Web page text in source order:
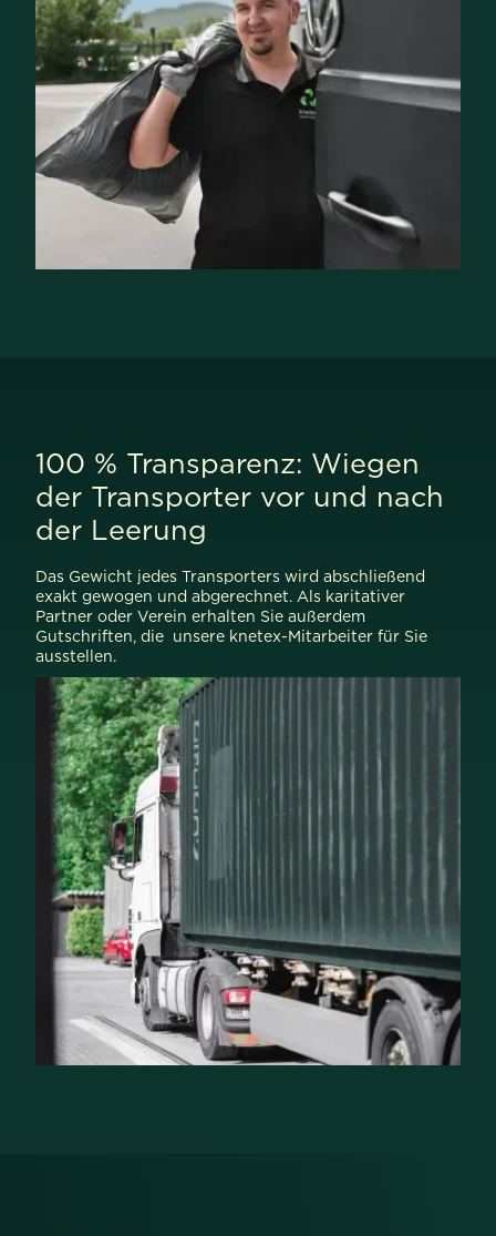
100 % Transparenz: Wiegen
der Transporter vor und nach
der Leerung
Das Gewicht jedes Transporters wird abschließend
exakt gewogen und abgerechnet. Als karitativer
Partner oder Verein erhalten Sie außerdem
Gutschriften, die unsere knetex-Mitarbeiter für Sie
ausstellen.